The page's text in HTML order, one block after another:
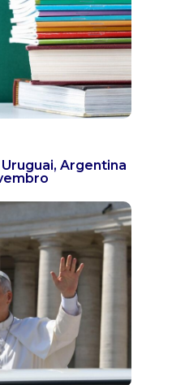
Argentina